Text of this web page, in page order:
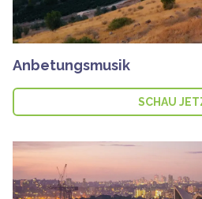
Anbetungsmusik
SCHAU